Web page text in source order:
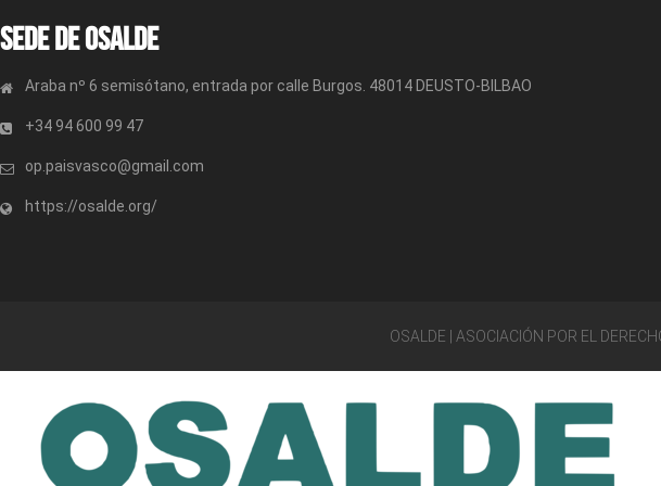
Sede de OSALDE
Araba nº 6 semisótano, entrada por calle Burgos. 48014 DEUSTO-BILBAO
+34 94 600 99 47
op.paisvasco@gmail.com
https://osalde.org/
OSALDE | ASOCIACIÓN POR EL